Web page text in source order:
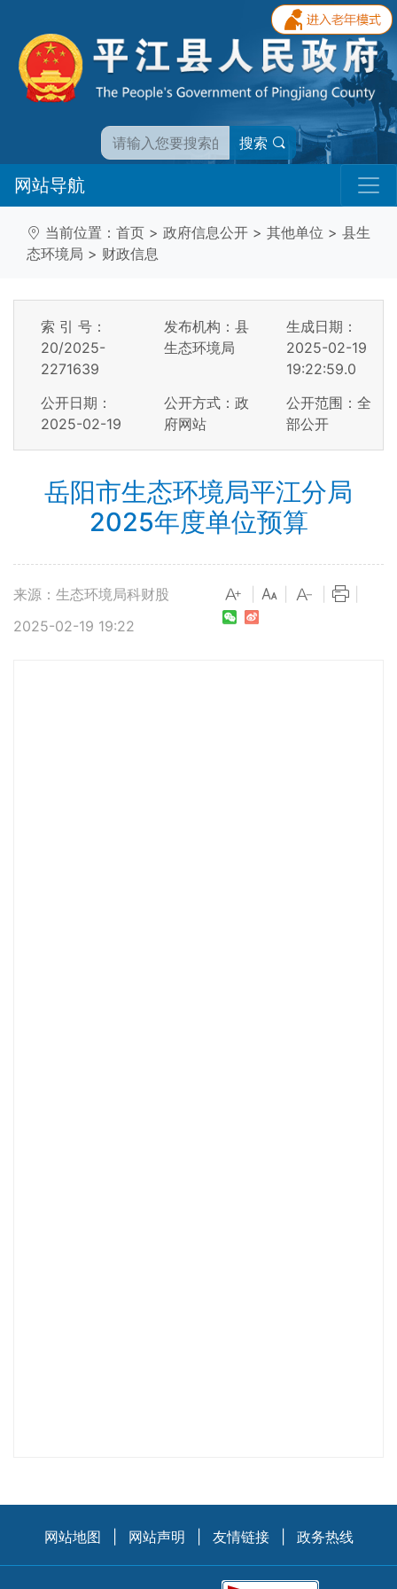
搜索
网站导航
当前位置： 首页 > 政府信息公开 > 其他单位 > 县生
态环境局 > 财政信息
索 引 号：
20/2025-
2271639
发布机构：县
生态环境局
生成日期：
2025-02-19
19:22:59.0
公开日期：
2025-02-19
公开方式：政
府网站
公开范围：全
部公开
岳阳市生态环境局平江分局
2025年度单位预算
来源：生态环境局科财股
2025-02-19 19:22
网站地图 网站声明 友情链接 政务热线